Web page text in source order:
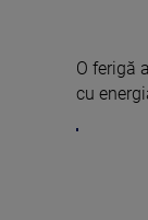
O ferigă
cu